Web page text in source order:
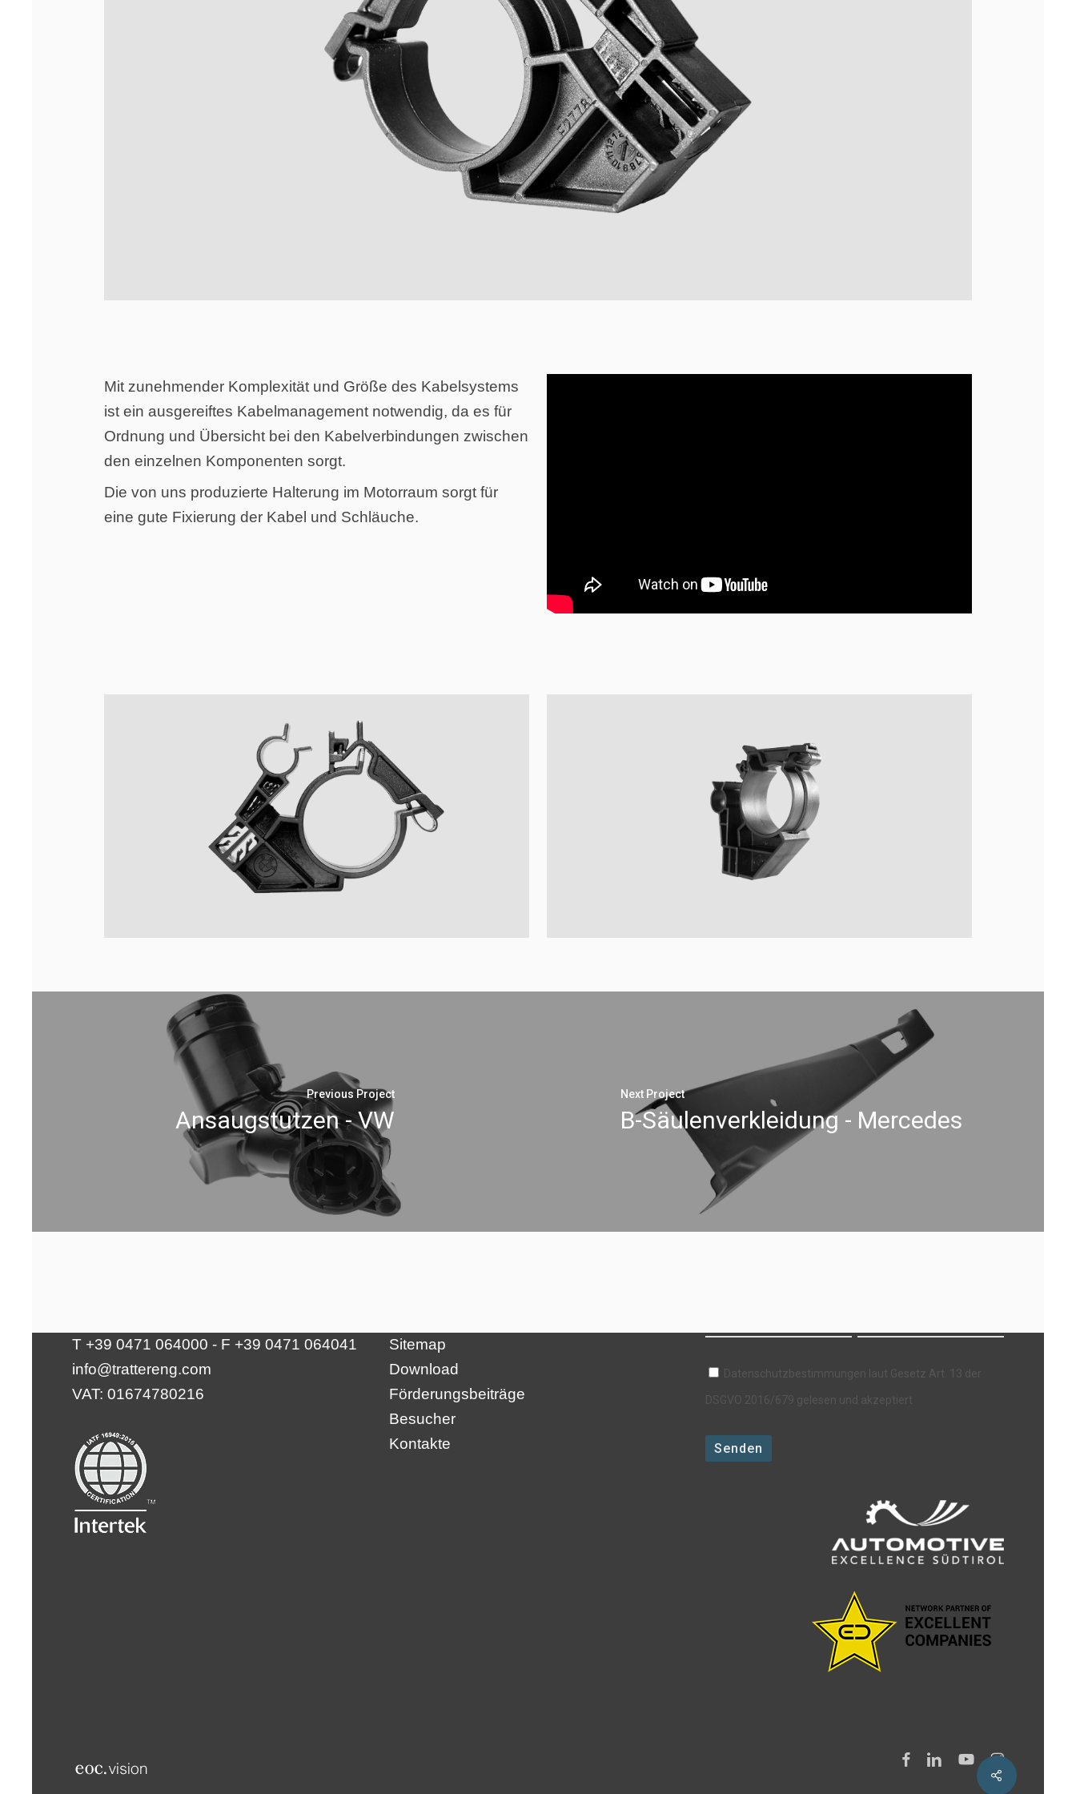
Mit zunehmender Komplexität und Größe des Kabelsystems
ist ein ausgereiftes Kabelmanagement notwendig, da es für
Ordnung und Übersicht bei den Kabelverbindungen zwischen
den einzelnen Komponenten sorgt.
Die von uns produzierte Halterung im Motorraum sorgt für
eine gute Fixierung der Kabel und Schläuche.
Previous Project
Ansaugstutzen - VW
Next Project
B-Säulenverkleidung - Mercedes
T +39 0471 064000 - F +39 0471 064041
info@trattereng.com
VAT: 01674780216
Sitemap
Download
Förderungsbeiträge
Besucher
Kontakte
Datenschutzbestimmungen laut Gesetz Art. 13 der
DSGVO 2016/679 gelesen und akzeptiert
facebooklinkedinyoutubeinstagram